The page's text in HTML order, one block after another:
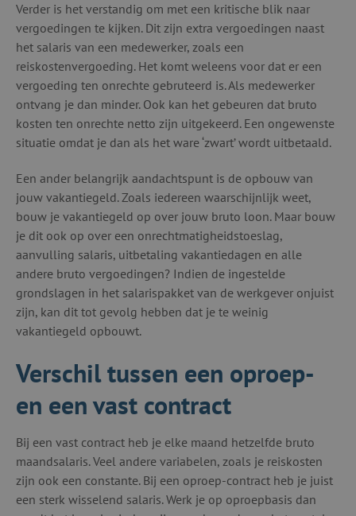
Verder is het verstandig om met een kritische blik naar
vergoedingen te kijken. Dit zijn extra vergoedingen naast
het salaris van een medewerker, zoals een
reiskostenvergoeding. Het komt weleens voor dat er een
vergoeding ten onrechte gebruteerd is. Als medewerker
ontvang je dan minder. Ook kan het gebeuren dat bruto
kosten ten onrechte netto zijn uitgekeerd. Een ongewenste
situatie omdat je dan als het ware ‘zwart’ wordt uitbetaald.
Een ander belangrijk aandachtspunt is de opbouw van
jouw vakantiegeld. Zoals iedereen waarschijnlijk weet,
bouw je vakantiegeld op over jouw bruto loon. Maar bouw
je dit ook op over een onrechtmatigheidstoeslag,
aanvulling salaris, uitbetaling vakantiedagen en alle
andere bruto vergoedingen? Indien de ingestelde
grondslagen in het salarispakket van de werkgever onjuist
zijn, kan dit tot gevolg hebben dat je te weinig
vakantiegeld opbouwt.
Verschil tussen een oproep-
en een vast contract
Bij een vast contract heb je elke maand hetzelfde bruto
maandsalaris. Veel andere variabelen, zoals je reiskosten
zijn ook een constante. Bij een oproep-contract heb je juist
een sterk wisselend salaris. Werk je op oproepbasis dan